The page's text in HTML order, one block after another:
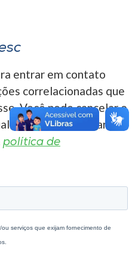
entrar em contato
correlacionadas que
Você pode cancelar o
momento. Para
política de